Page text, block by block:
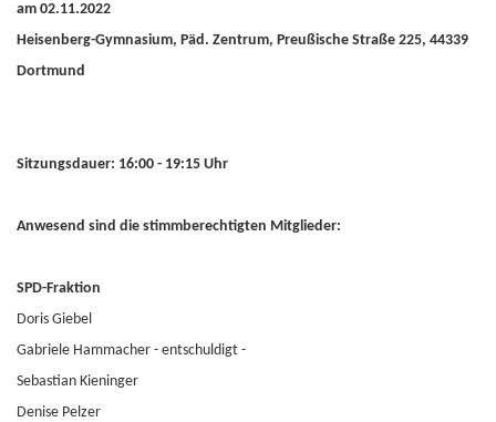
am 02.11.2022
Heisenberg-Gymnasium, Päd. Zentrum, Preußische Straße 225, 44339
Dortmund
Sitzungsdauer: 16:00 - 19:15 Uhr
Anwesend sind die stimmberechtigten Mitglieder:
SPD-Fraktion
Doris Giebel
Gabriele Hammacher - entschuldigt -
Sebastian Kieninger
Denise Pelzer